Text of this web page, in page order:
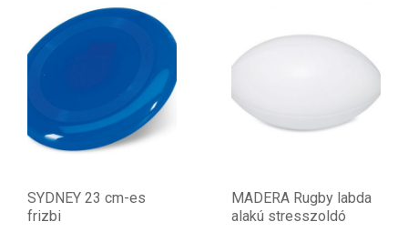
SYDNEY 23 cm-es
frizbi
MADERA Rugby labda
alakú stresszoldó